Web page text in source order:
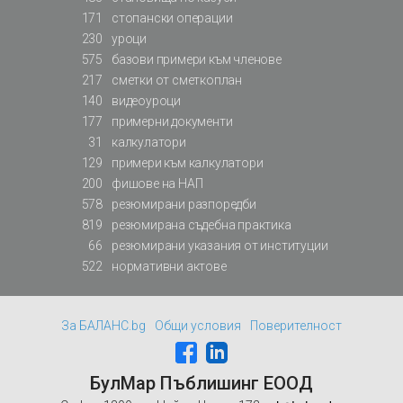
171
стопански операции
230
уроци
575
базови примери към членове
217
сметки от сметкоплан
140
видеоуроци
177
примерни документи
31
калкулатори
129
примери към калкулатори
200
фишове на НАП
578
резюмирани разпоредби
819
резюмирана съдебна практика
66
резюмирани указания от институции
522
нормативни актове
За БАЛАНС.bg Общи условия Поверителност
БулМар Пъблишинг ЕООД